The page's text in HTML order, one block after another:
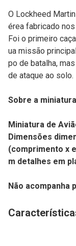
O Lockheed
érea fabricado
Foi o primeiro
ua missão
po de batalha,
de ataque ao solo.
Sobre a
Miniatura de
Dimensões
(comprimento x
m detalhes em
Não acompanha